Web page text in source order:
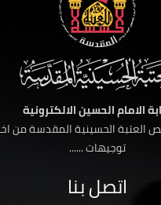
الامام الحسين الالكترونية
العتبة الحسينية المقدسة من
توجيهات ......
اتصل بنا